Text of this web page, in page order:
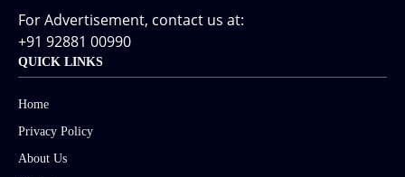
For Advertisement, contact us at:
+91 92881 00990
QUICK LINKS
Home
Privacy Policy
About Us